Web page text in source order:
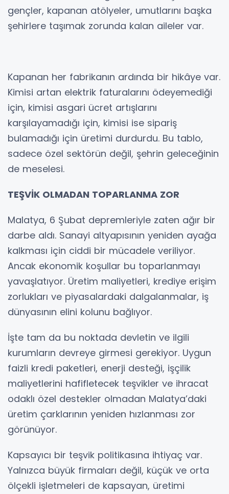
gençler, kapanan atölyeler, umutlarını başka
şehirlere taşımak zorunda kalan aileler var.
Kapanan her fabrikanın ardında bir hikâye var.
Kimisi artan elektrik faturalarını ödeyemediği
için, kimisi asgari ücret artışlarını
karşılayamadığı için, kimisi ise sipariş
bulamadığı için üretimi durdurdu. Bu tablo,
sadece özel sektörün değil, şehrin geleceğinin
de meselesi.
TEŞVİK OLMADAN TOPARLANMA ZOR
Malatya, 6 Şubat depremleriyle zaten ağır bir
darbe aldı. Sanayi altyapısının yeniden ayağa
kalkması için ciddi bir mücadele veriliyor.
Ancak ekonomik koşullar bu toparlanmayı
yavaşlatıyor. Üretim maliyetleri, krediye erişim
zorlukları ve piyasalardaki dalgalanmalar, iş
dünyasının elini kolunu bağlıyor.
İşte tam da bu noktada devletin ve ilgili
kurumların devreye girmesi gerekiyor. Uygun
faizli kredi paketleri, enerji desteği, işçilik
maliyetlerini hafifletecek teşvikler ve ihracat
odaklı özel destekler olmadan Malatya’daki
üretim çarklarının yeniden hızlanması zor
görünüyor.
Kapsayıcı bir teşvik politikasına ihtiyaç var.
Yalnızca büyük firmaları değil, küçük ve orta
ölçekli işletmeleri de kapsayan, üretimi